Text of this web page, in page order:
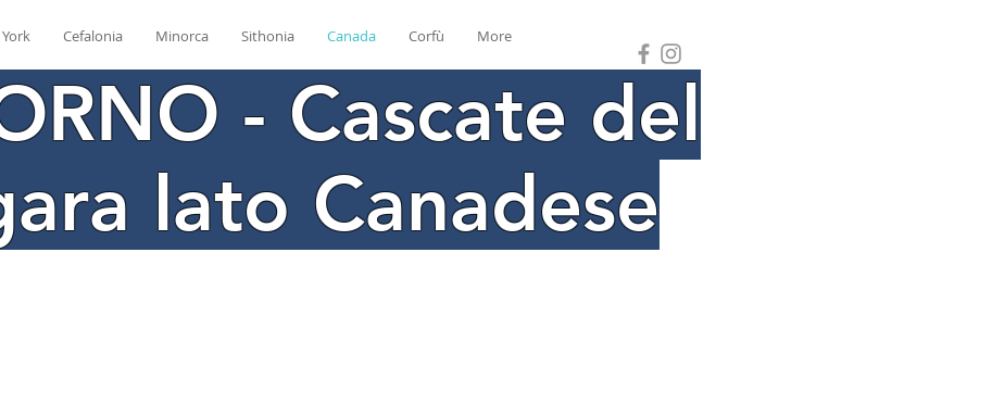
Cefalonia Minorca Sithonia Canada Corfù More
- Cascate del
lato Canadese